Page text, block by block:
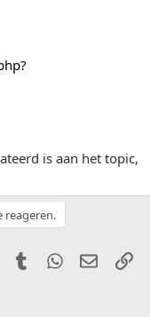
is aan het topic,
reageren.
PinterestTumblr WhatsApp
E-mail